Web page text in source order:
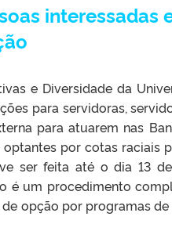
interessadas
e Diversidade da
para servidoras,
para atuarem nas
por cotas raciais
ser feita até o dia 13
é um procedimento
opção por programas